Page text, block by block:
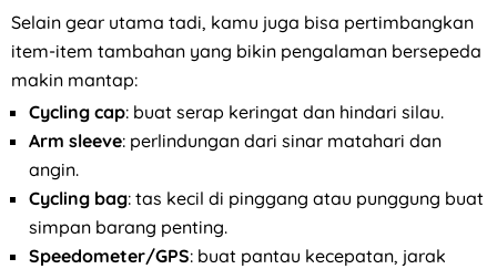
Selain gear utama tadi, kamu juga bisa pertimbangkan
item-item tambahan yang bikin pengalaman bersepeda
makin mantap:
Cycling cap: buat serap keringat dan hindari silau.
Arm sleeve: perlindungan dari sinar matahari dan
angin.
Cycling bag: tas kecil di pinggang atau punggung buat
simpan barang penting.
Speedometer/GPS: buat pantau kecepatan, jarak